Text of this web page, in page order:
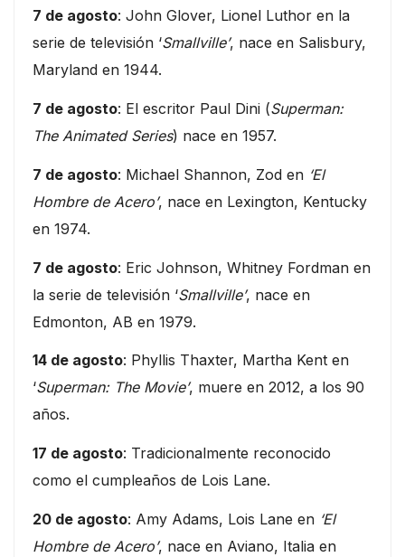
7 de agosto: John Glover, Lionel Luthor en la
serie de televisión ‘Smallville’, nace en Salisbury,
Maryland en 1944.
7 de agosto: El escritor Paul Dini (Superman:
The Animated Series) nace en 1957.
7 de agosto: Michael Shannon, Zod en ‘El
Hombre de Acero’, nace en Lexington, Kentucky
en 1974.
7 de agosto: Eric Johnson, Whitney Fordman en
la serie de televisión ‘Smallville’, nace en
Edmonton, AB en 1979.
14 de agosto: Phyllis Thaxter, Martha Kent en
‘Superman: The Movie’, muere en 2012, a los 90
años.
17 de agosto: Tradicionalmente reconocido
como el cumpleaños de Lois Lane.
20 de agosto: Amy Adams, Lois Lane en ‘El
Hombre de Acero’, nace en Aviano, Italia en